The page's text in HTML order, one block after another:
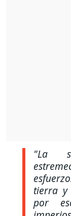
"La
tierra y
por